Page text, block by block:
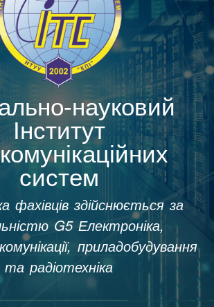
науковий
Інститут
систем
фахівців здійснюється за
G5 Електроніка,
приладобудування
та радіотехніка